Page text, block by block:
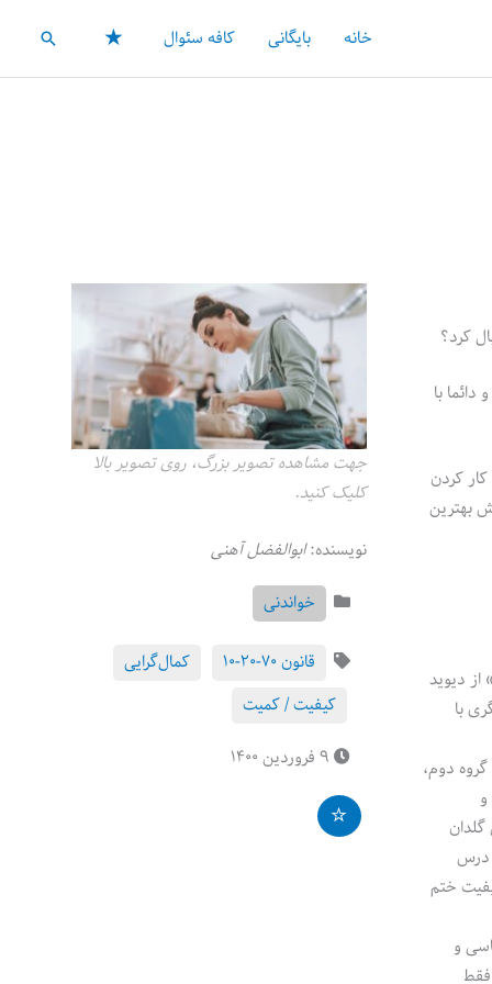
خانه بایگانی کافه سئوال ★ جستجو
کرد؟
با
کردن
بهترین
» از دیوید
با
دوم،
درس
ختم
و
جهت مشاهده تصویر بزرگ، روی تصویر بالا
کلیک کنید.
نویسنده:ابوالفضل آهنی
خواندنی
قانون ۷۰-۲۰-۱۰
کمال‌گرایی
کیفیت / کمیت